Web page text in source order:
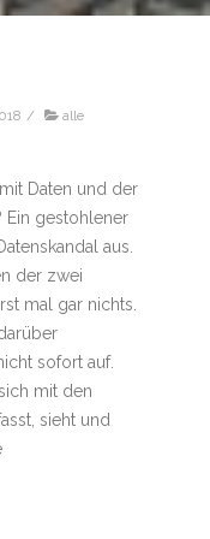
/
alle
Daten und der
Ein gestohlener
aus.
der zwei
mal gar nichts.
sofort auf.
mit den
sieht und